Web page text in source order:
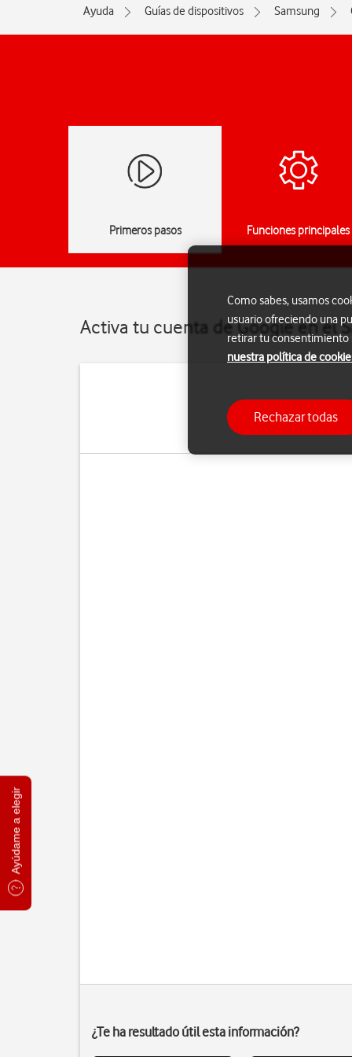
Ayúdame a elegir
Ayuda Guías de dispositivos Samsung
Primeros pasos Funciones principales
Activa tu cuenta de Google en el
Con una cuenta de
Para poder activar
¿Te ha resultado útil esta información?
Como sabes, usamos
usuario ofreciendo una
retirar tu consentimiento
nuestra política de
Rechazar todas